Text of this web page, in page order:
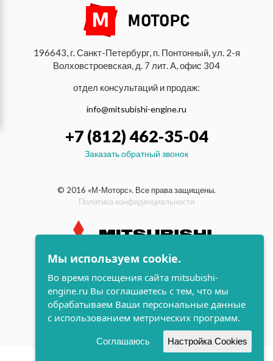
196643, г. Санкт-Петербург, п. Понтонный, ул. 2-я
Волховстроевская, д. 7 лит. А, офис 304
отдел консультаций и продаж:
info@mitsubishi-engine.ru
+7 (812) 462-35-04
Заказать обратный звонок
© 2016 «М-Моторс». Все права защищены.
Политика конфиденциальности
индустриальные и морские
дизельные двигатели Mitsubishi
разработка сайта
Мы используем cookie.
Во время посещения сайта mitsubishi-
engine.ru Вы соглашаетесь с тем, что мы
обрабатываем Ваши персональные данные
с использованием метрических программ.
Соглашаюсь Настройка Cookies